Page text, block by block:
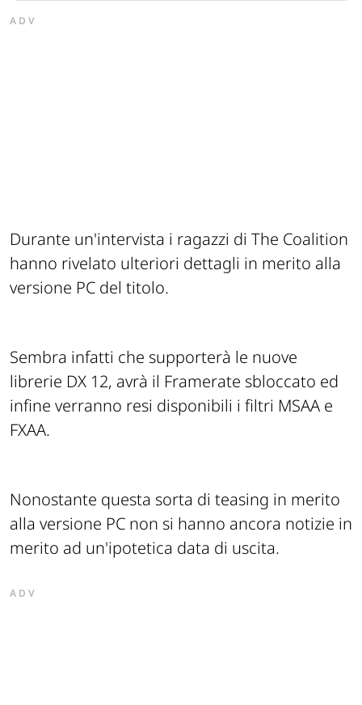
ADV
Durante un'intervista i ragazzi di The Coalition
hanno rivelato ulteriori dettagli in merito alla
versione PC del titolo.
Sembra infatti che supporterà le nuove
librerie DX 12, avrà il Framerate sbloccato ed
infine verranno resi disponibili i filtri MSAA e
FXAA.
Nonostante questa sorta di teasing in merito
alla versione PC non si hanno ancora notizie in
merito ad un'ipotetica data di uscita.
ADV